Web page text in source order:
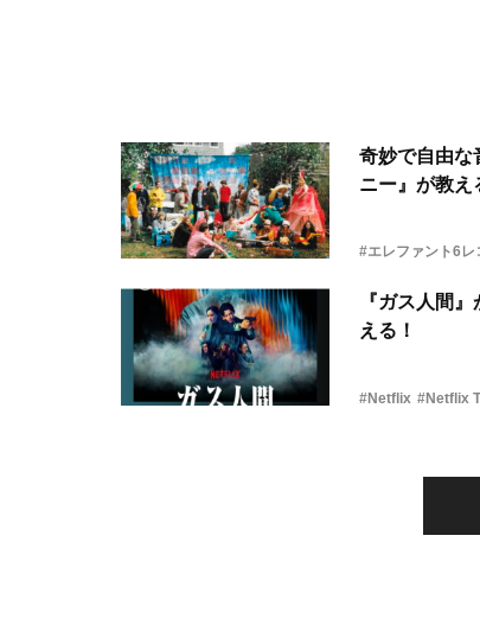
奇妙で自由な
ニー』が教え
#エレファント6レ
『ガス人間
える！
#Netflix #Netflix